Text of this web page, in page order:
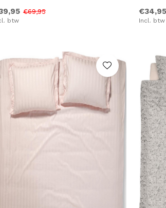
€69,95
btw
€34,95
Incl. btw